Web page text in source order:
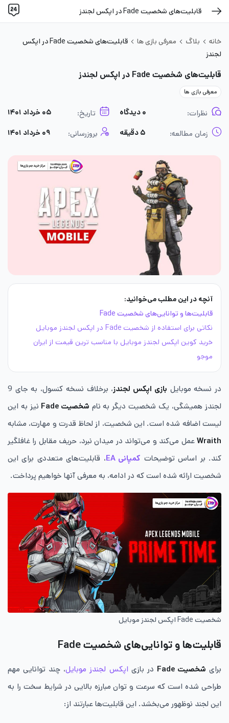
قابلیت‌های شخصیت Fade در اپکس لجندز
خانه بلاگ معرفی بازی ها
قابلیت‌های شخصیت Fade در اپکس
لجندز
قابلیت‌های شخصیت Fade در اپکس لجندز
معرفی بازی ها
نظرات: ۰ دیدگاه تاریخ: ۰۵ خرداد ۱۴۰۱
زمان مطالعه: ۵ دقیقه بروزرسانی: ۰۹ خرداد ۱۴۰۱
آنچه در این مطلب می‌خوانید:
قابلیت‌ها و توانایی‌های شخصیت Fade
نکاتی برای استفاده از شخصیت Fade در اپکس لجندز موبایل
خرید کوین اپکس لجندز موبایل با مناسب ترین قیمت از ایران
موجو
در نسخه موبایل بازی اپکس لجندز
، برخلاف نسخه کنسول، به جای 9
لجندز همیشگی، یک شخصیت دیگر به نام شخصیت Fade
نیز به این
لیست اضافه شده است. این شخصیت، از لحاظ قدرت و مهارت، مشابه
Wraithعمل می‌کند و می‌تواند در میدان نبرد، حریف مقابل را غافلگیر
کند. بر اساس توضیحات کمپانی EA
، قابلیت‌های متعددی برای این
شخصیت ارائه شده است که در ادامه، به معرفی آنها خواهیم پرداخت.
شخصیت Fade اپکس لجندز موبایل
قابلیت‌ها و توانایی‌های شخصیت Fade
برای شخصیت Fade در بازی اپکس لجندز موبایل، چند توانایی مهم
طراحی شده است که سرعت و توان مبارزه بالایی در شرایط سخت را به
این لجند نوظهور می‌بخشد. این قابلیت‌ها عبارتند از: